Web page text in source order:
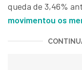
queda de 3,46%
movimentou os